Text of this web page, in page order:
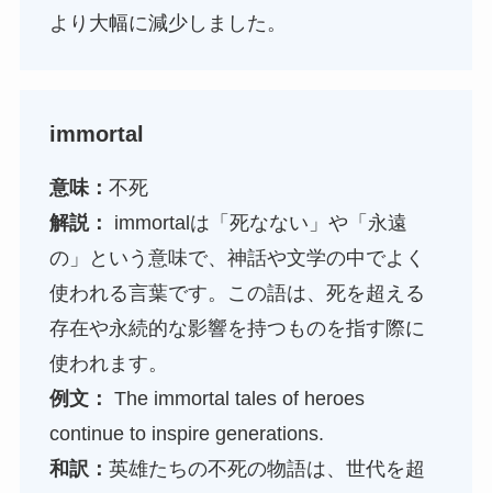
より大幅に減少しました。
immortal
意味： 不死
解説：
immortalは「死なない」や「永遠
の」という意味で、神話や文学の中でよく
使われる言葉です。この語は、死を超える
存在や永続的な影響を持つものを指す際に
使われます。
例文： The immortal tales of heroes
continue to inspire generations.
和訳： 英雄たちの不死の物語は、世代を超